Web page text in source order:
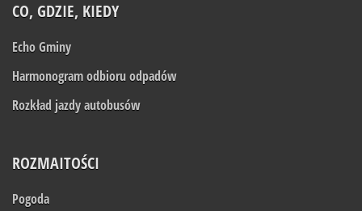
CO, GDZIE, KIEDY
Echo Gminy
Harmonogram odbioru odpadów
Rozkład jazdy autobusów
ROZMAITOŚCI
Pogoda